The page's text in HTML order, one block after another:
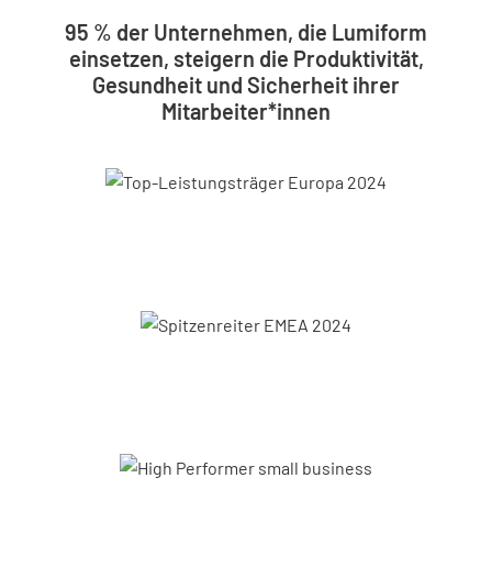
95 % der Unternehmen, die Lumiform
einsetzen, steigern die Produktivität,
Gesundheit und Sicherheit ihrer
Mitarbeiter*innen